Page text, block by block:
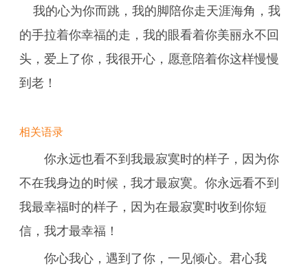
我的心为你而跳，我的脚陪你走天涯海角，我
的手拉着你幸福的走，我的眼看着你美丽永不回
头，爱上了你，我很开心，愿意陪着你这样慢慢
到老！
相关语录
你永远也看不到我最寂寞时的样子，因为你
不在我身边的时候，我才最寂寞。你永远看不到
我最幸福时的样子，因为在最寂寞时收到你短
信，我才最幸福！
你心我心，遇到了你，一见倾心。君心我